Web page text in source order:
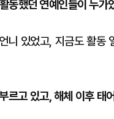
동했던 연예인들이 누가
있었고, 지금도 활동
르고 있고, 해체 이후 태